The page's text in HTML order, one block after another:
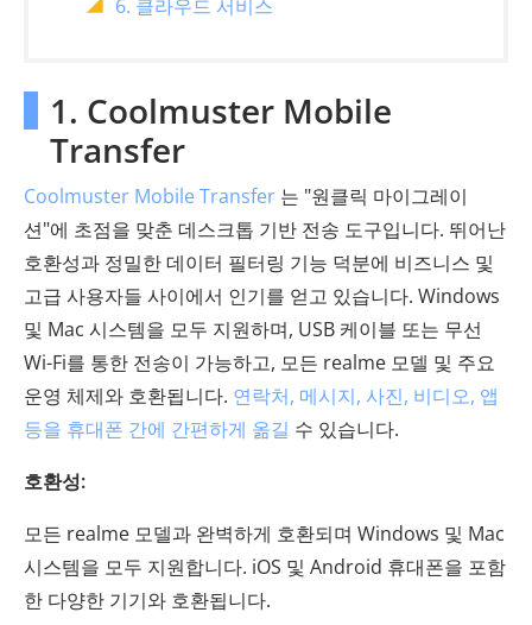
6. 클라우드 서비스
1. Coolmuster Mobile
Transfer
Coolmuster Mobile Transfer 는 "원클릭 마이그레이
션"에 초점을 맞춘 데스크톱 기반 전송 도구입니다. 뛰어난
호환성과 정밀한 데이터 필터링 기능 덕분에 비즈니스 및
고급 사용자들 사이에서 인기를 얻고 있습니다. Windows
및 Mac 시스템을 모두 지원하며, USB 케이블 또는 무선
Wi-Fi를 통한 전송이 가능하고, 모든 realme 모델 및 주요
운영 체제와 호환됩니다. 연락처, 메시지, 사진, 비디오, 앱
등을 휴대폰 간에 간편하게 옮길 수 있습니다.
호환성:
모든 realme 모델과 완벽하게 호환되며 Windows 및 Mac
시스템을 모두 지원합니다. iOS 및 Android 휴대폰을 포함
한 다양한 기기와 호환됩니다.